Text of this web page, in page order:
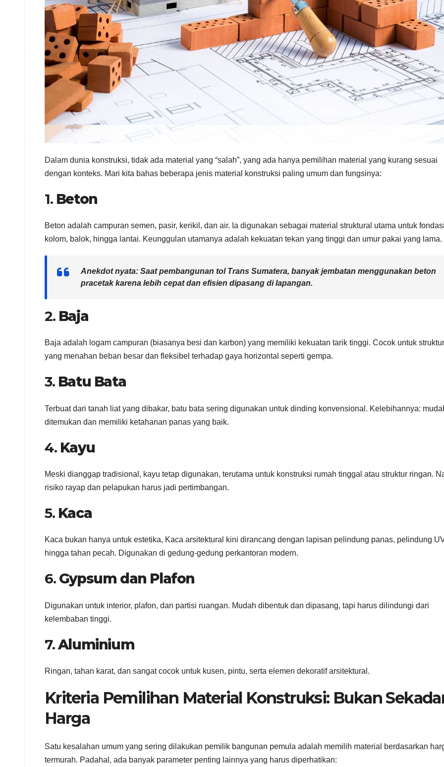
Dalam dunia konstruksi, tidak ada material yang “salah”, yang ada hanya pemilihan material yang kurang sesuai
dengan konteks. Mari kita bahas beberapa jenis material konstruksi paling umum dan fungsinya:
1. Beton
Beton adalah campuran semen, pasir, kerikil, dan air. Ia digunakan sebagai material struktural utama untuk
kolom, balok, hingga lantai. Keunggulan utamanya adalah kekuatan tekan yang tinggi dan umur pakai yang lama.
Anekdot nyata: Saat pembangunan tol Trans Sumatera, banyak jembatan menggunakan beton
pracetak karena lebih cepat dan efisien dipasang di lapangan.
2. Baja
Baja adalah logam campuran (biasanya besi dan karbon) yang memiliki kekuatan tarik tinggi. Cocok untuk struktur
yang menahan beban besar dan fleksibel terhadap gaya horizontal seperti gempa.
3. Batu Bata
Terbuat dari tanah liat yang dibakar, batu bata sering digunakan untuk dinding konvensional. Kelebihannya:
ditemukan dan memiliki ketahanan panas yang baik.
4. Kayu
Meski dianggap tradisional, kayu tetap digunakan, terutama untuk konstruksi rumah tinggal atau struktur ringan.
risiko rayap dan pelapukan harus jadi pertimbangan.
5. Kaca
Kaca bukan hanya untuk estetika, Kaca arsitektural kini dirancang dengan lapisan pelindung panas, pelindung
hingga tahan pecah. Digunakan di gedung-gedung perkantoran modern.
6. Gypsum dan Plafon
Digunakan untuk interior, plafon, dan partisi ruangan. Mudah dibentuk dan dipasang, tapi harus dilindungi dari
kelembaban tinggi.
7.Aluminium
Ringan, tahan karat, dan sangat cocok untuk kusen, pintu, serta elemen dekoratif arsitektural.
Kriteria Pemilihan Material Konstruksi: Bukan
Harga
Satu kesalahan umum yang sering dilakukan pemilik bangunan pemula adalah memilih material berdasarkan
termurah. Padahal, ada banyak parameter penting lainnya yang harus diperhatikan: